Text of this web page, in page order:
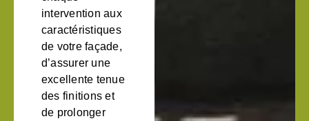
intervention aux
caractéristiques
de votre façade,
d’assurer une
excellente tenue
des finitions et
de prolonger